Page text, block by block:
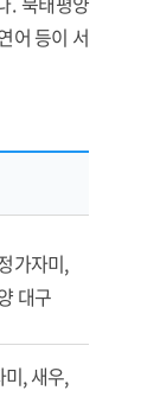
어 등이 서
가자미,
대구
, 새우,